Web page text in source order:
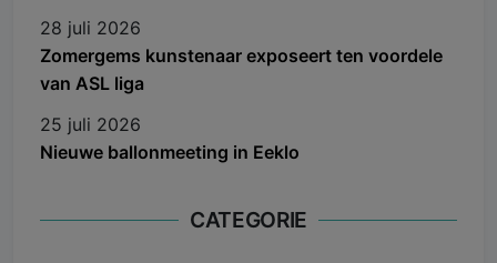
28 juli 2026
Zomergems kunstenaar exposeert ten voordele
van ASL liga
25 juli 2026
Nieuwe ballonmeeting in Eeklo
CATEGORIE